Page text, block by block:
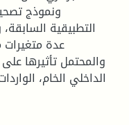
ونموذج
التطبيقية
عدة متغيرات
والمحتمل تأثيرها
الداخلي الخام،